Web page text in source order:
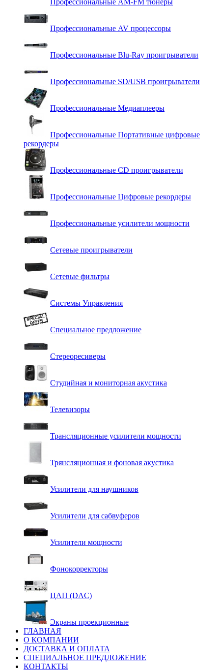
Профессиональные AM-FM тюнеры
Профессиональные AV процессоры
Профессиональные Blu-Ray проигрыватели
Профессиональные SD/USB проигрыватели
Профессиональные Медиаплееры
Профессиональные Портативные цифровые
рекордеры
Профессиональные СD проигрыватели
Профессиональные Цифровые рекордеры
Профессиональные усилители мощности
Сетевые проигрыватели
Сетевые фильтры
Системы Управления
Специальное предложение
Стереоресиверы
Студийная и мониторная акустика
Телевизоры
Трансляционные усилители мощности
Трянсляционная и фоновая акустика
Усилители для наушников
Усилители для сабвуферов
Усилители мощности
Фонокорректоры
ЦАП (DAC)
Экраны проекционные
ГЛАВНАЯ
О КОМПАНИИ
ДОСТАВКА И ОПЛАТА
СПЕЦИАЛЬНОЕ ПРЕДЛОЖЕНИЕ
КОНТАКТЫ